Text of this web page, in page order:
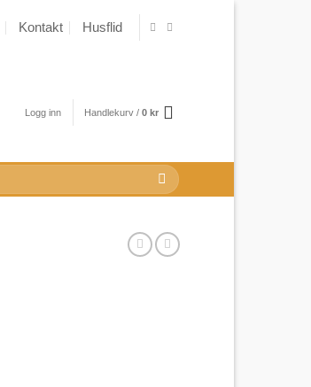
Kontakt Husflid
Logg inn Handlekurv / 0 kr